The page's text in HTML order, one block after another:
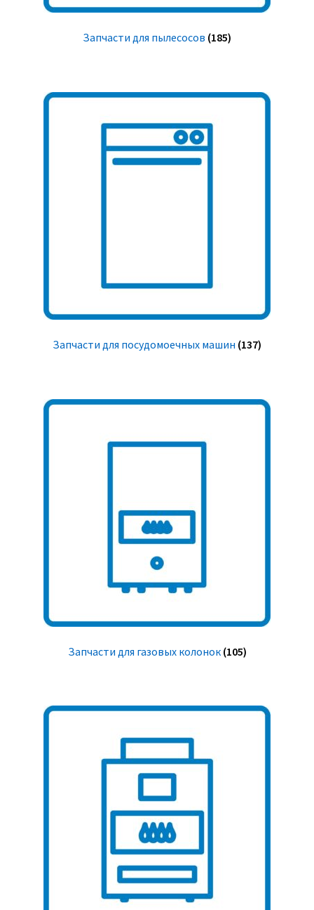
Запчасти для пылесосов (185)
Запчасти для посудомоечных машин (137)
Запчасти для газовых колонок (105)